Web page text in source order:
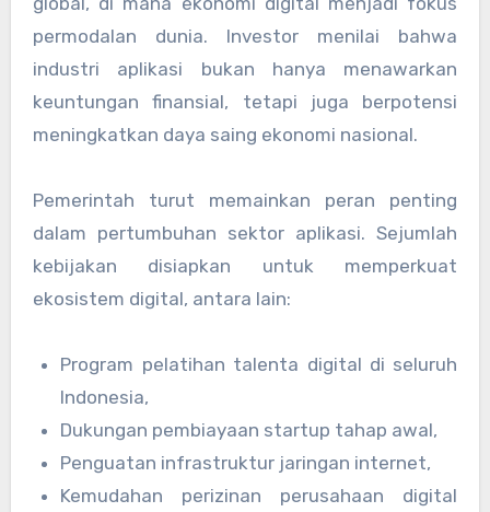
permodalan dunia. Investor menilai bahwa
industri aplikasi bukan hanya menawarkan
keuntungan finansial, tetapi juga berpotensi
meningkatkan daya saing ekonomi nasional.
Pemerintah turut memainkan peran penting
dalam pertumbuhan sektor aplikasi. Sejumlah
kebijakan disiapkan untuk memperkuat
ekosistem digital, antara lain:
Program pelatihan talenta digital di seluruh
Indonesia,
Dukungan pembiayaan startup tahap awal,
Penguatan infrastruktur jaringan internet,
Kemudahan perizinan perusahaan digital